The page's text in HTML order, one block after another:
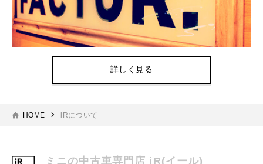
詳しく見る
HOME iRについて
ミニの中古車専門店 iR(イール)